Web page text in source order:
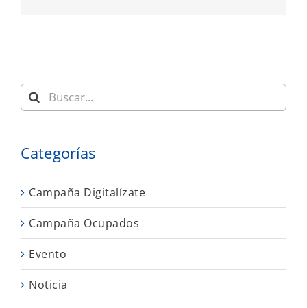
Buscar:
Categorías
Campaña Digitalízate
Campaña Ocupados
Evento
Noticia